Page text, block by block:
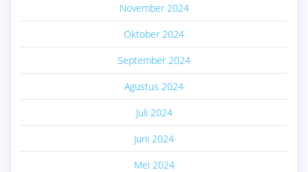
November 2024
Oktober 2024
September 2024
Agustus 2024
Juli 2024
Juni 2024
Mei 2024